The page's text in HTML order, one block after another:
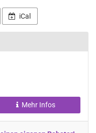
iCal
Mehr Infos